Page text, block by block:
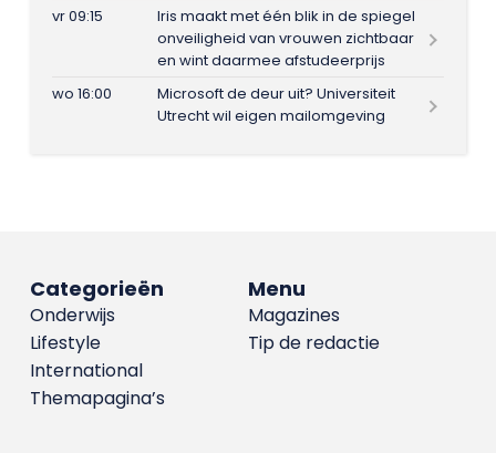
vr 09:15
Iris maakt met één blik in de spiegel
onveiligheid van vrouwen zichtbaar
en wint daarmee afstudeerprijs
wo 16:00
Microsoft de deur uit? Universiteit
Utrecht wil eigen mailomgeving
Menu
Magazines
Tip de redactie
Categorieën
Onderwijs
Lifestyle
International
Themapagina’s